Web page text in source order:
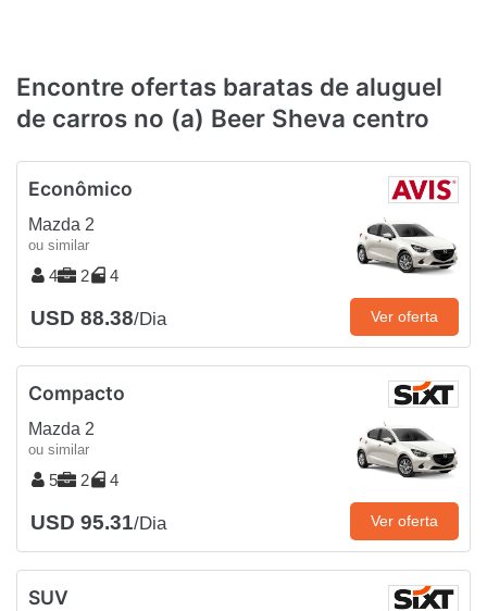
Encontre ofertas baratas de aluguel
de carros no (a) Beer Sheva centro
Econômico
Mazda 2
ou similar
4 2 4
USD 88.38/Dia Ver oferta
Compacto
Mazda 2
ou similar
5 2 4
USD 95.31/Dia Ver oferta
SUV